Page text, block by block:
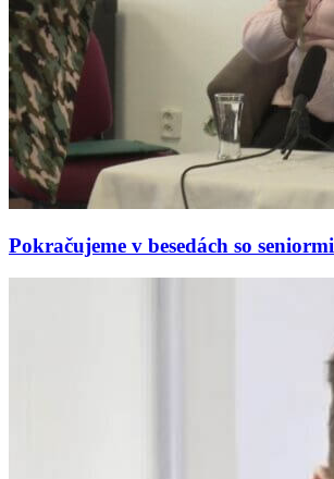
Pokračujeme v besedách so seniormi